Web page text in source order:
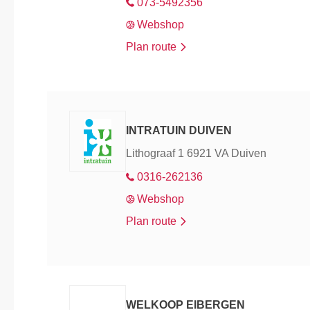
073-5492356
Webshop
Plan route
INTRATUIN DUIVEN
Lithograaf 1 6921 VA Duiven
0316-262136
Webshop
Plan route
WELKOOP EIBERGEN